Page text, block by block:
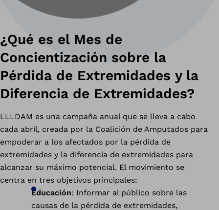
¿Qué es el Mes de
Concientización sobre la
Pérdida de Extremidades y la
Diferencia de Extremidades?
LLLDAM es una campaña anual que se lleva a cabo
cada abril, creada por la Coalición de Amputados para
empoderar a los afectados por la pérdida de
extremidades y la diferencia de extremidades para
alcanzar su máximo potencial. El movimiento se
centra en tres objetivos principales:
Educación: Informar al público sobre las
causas de la pérdida de extremidades,